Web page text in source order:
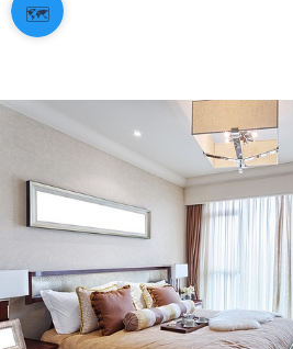
🗺️